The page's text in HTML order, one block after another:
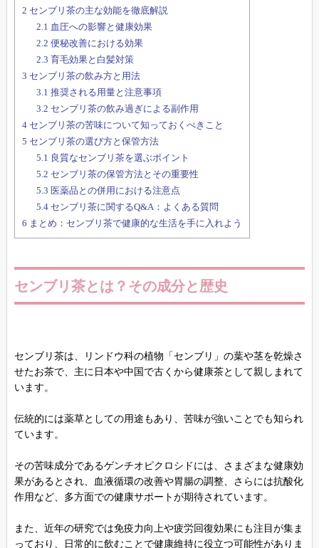
2 センブリ茶の主な効能を徹底解説
2.1 血圧への影響と健康効果
2.2 便秘改善における効果
2.3 育毛効果と白髪対策
3 センブリ茶の飲み方と用法
3.1 推奨される用量と注意事項
3.2 センブリ茶の飲み過ぎによる副作用
4センブリ茶の苦味について知っておくべきこと
5 センブリ茶の選び方と保管方法
5.1 良質なセンブリ茶を選ぶポイント
5.2 センブリ茶の保管方法とその重要性
5.3 医薬品との併用における注意点
5.4センブリ茶に関するQ&A：よくある質問
6 まとめ：センブリ茶で健康的な生活を手に入れよう
センブリ茶とは？その成分と歴史
センブリ茶は、リンドウ科の植物「センブリ」の葉や茎を乾燥さ
せたお茶で、主に日本や中国で古くから健康茶として親しまれて
います。
伝統的には薬草としての用途もあり、苦味が強いことでも知られ
ています。
その苦味成分であるゲンチオピクロシドには、さまざまな健康効
果があるとされ、血液循環の改善や胃腸の調整、さらには抗酸化
作用など、多方面での健康サポートが期待されています。
また、近年の研究では免疫力向上や疲労回復効果にも注目が集ま
っており、日常的に飲むことで健康維持に役立つ可能性がありま